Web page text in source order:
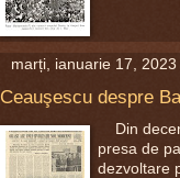
marți, ianuarie 17, 2023
Ceauşescu despre
Din
presa de
dezvoltare